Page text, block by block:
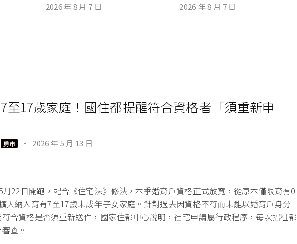
2026 年 8 月 7 日
2026 年 8 月 7 日
至17歲家庭！國住都提醒符合資格者「須重新申
房市 · 2026 年 5 月 13 日
22日開跑，配合《住宅法》修法，本季婚育戶資格正式放寬，從原本僅限育有0
大納入育有7至17歲未成年子女家庭。針對過去因資格不符而未能以婚育戶身分
合資格是否須重新送件，國家住都中心說明，社宅申請屬行政程序，每次招租都
查。